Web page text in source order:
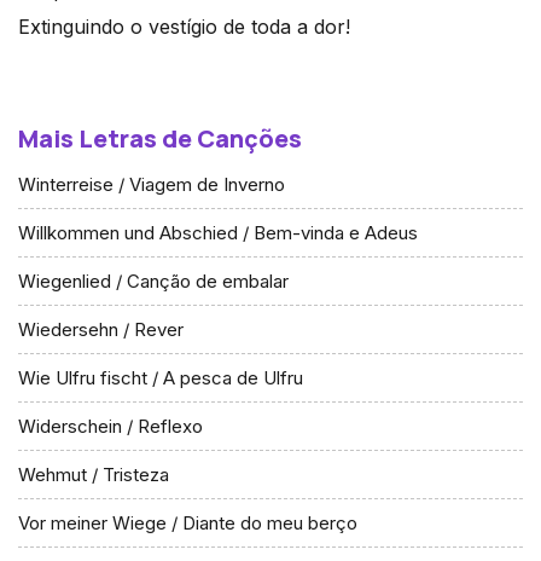
Extinguindo o vestígio de toda a dor!
Mais Letras de Canções
Winterreise / Viagem de Inverno
Willkommen und Abschied / Bem-vinda e Adeus
Wiegenlied / Canção de embalar
Wiedersehn / Rever
Wie Ulfru fischt / A pesca de Ulfru
Widerschein / Reflexo
Wehmut / Tristeza
Vor meiner Wiege / Diante do meu berço